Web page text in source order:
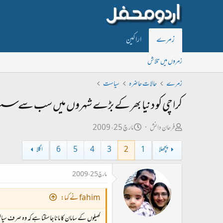
زمرے اراکین
زمروں میں تلاش
زمرے
حالات حاضرہ سیاست
کراچی کو دنیا بھر کے بڑے شہروں میں سب سے
ص
ا
فرحان دانش
ت
ا
خ
ا
ب
مارچ 25، 2009
پچھلا
1
2
3
4
5
6 اگلا
مارچ 25، 2009
fahim نے کہا:
کھیلوں کے سامان کا مانا جاسکتا ہے کہ وہ صرف